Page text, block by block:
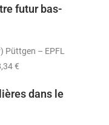
futur bas-
Püttgen – EPFL
€
dans le